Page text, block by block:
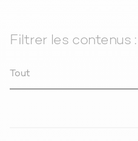
Filtrer les contenus :
Tout